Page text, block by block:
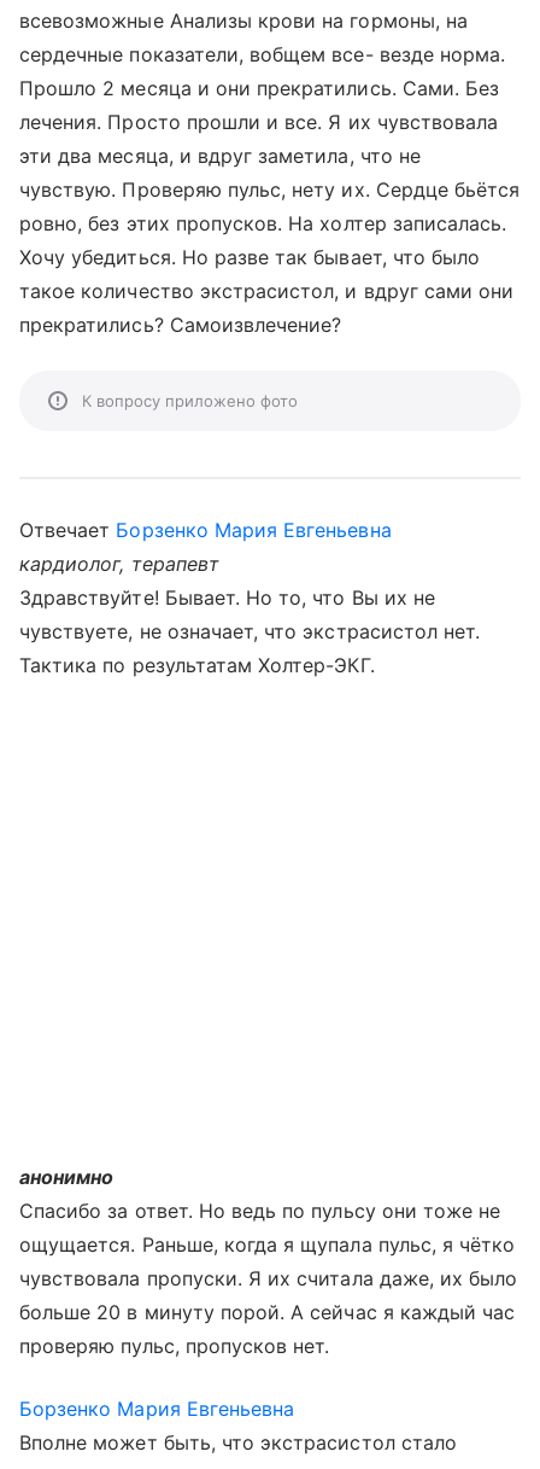
всевозможные Анализы крови на гормоны, на
сердечные показатели, вобщем все- везде норма.
Прошло 2 месяца и они прекратились. Сами. Без
лечения. Просто прошли и все. Я их чувствовала
эти два месяца, и вдруг заметила, что не
чувствую. Проверяю пульс, нету их. Сердце бьётся
ровно, без этих пропусков. На холтер записалась.
Хочу убедиться. Но разве так бывает, что было
такое количество экстрасистол, и вдруг сами они
прекратились? Самоизвлечение?
К вопросу приложено фото
Отвечает Борзенко Мария Евгеньевна
кардиолог, терапевт
Здравствуйте! Бывает. Но то, что Вы их не
чувствуете, не означает, что экстрасистол нет.
Тактика по результатам Холтер-ЭКГ.
анонимно
Спасибо за ответ. Но ведь по пульсу они тоже не
ощущается. Раньше, когда я щупала пульс, я чётко
чувствовала пропуски. Я их считала даже, их было
больше 20 в минуту порой. А сейчас я каждый час
проверяю пульс, пропусков нет.
Борзенко Мария Евгеньевна
Вполне может быть, что экстрасистол стало